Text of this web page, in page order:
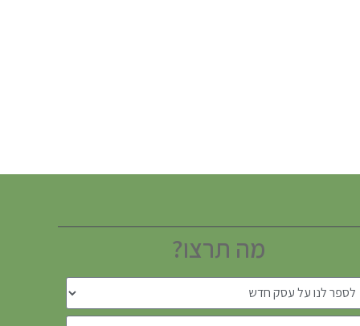
מה תרצו?